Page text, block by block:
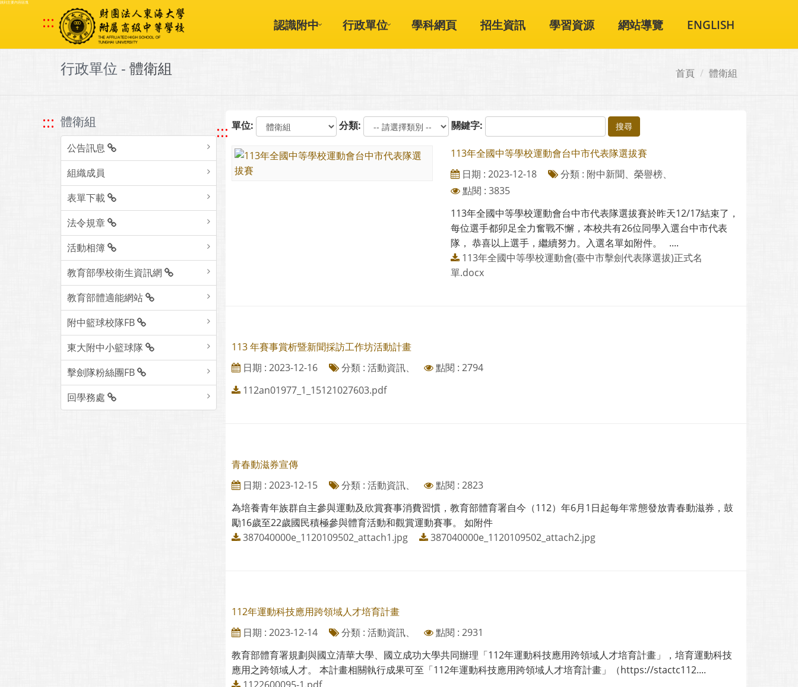
跳到主要內容區塊
::: 認識附中 行政單位 學科網頁 招生資訊 學習資源 網站導覽 ENGLISH
行政單位 - 體衛組 首頁 體衛組
::: 體衛組
公告訊息
組織成員
表單下載
法令規章
活動相簿
教育部學校衛生資訊網
教育部體適能網站
附中籃球校隊FB
東大附中小籃球隊
擊劍隊粉絲團FB
回學務處
::: 單位: 分類: 關鍵字: 搜尋
113年全國中等學校運動會台中市代表隊選拔賽
日期 : 2023-12-18
分類 : 附中新聞、榮譽榜、
點閱 : 3835
113年全國中等學校運動會台中市代表隊選拔賽於昨天12/17結束了，
每位選手都卯足全力奮戰不懈，本校共有26位同學入選台中市代表
隊， 恭喜以上選手，繼續努力。入選名單如附件。 ....
113年全國中等學校運動會(臺中市擊劍代表隊選拔)正式名
單.docx
113 年賽事賞析暨新聞採訪工作坊活動計畫
日期 : 2023-12-16
分類 : 活動資訊、
點閱 : 2794
112an01977_1_15121027603.pdf
青春動滋券宣傳
日期 : 2023-12-15
分類 : 活動資訊、
點閱 : 2823
為培養青年族群自主參與運動及欣賞賽事消費習慣，教育部體育署自今（112）年6月1日起每年常態發放青春動滋券，鼓
勵16歲至22歲國民積極參與體育活動和觀賞運動賽事。 如附件
387040000e_1120109502_attach1.jpg
387040000e_1120109502_attach2.jpg
112年運動科技應用跨領域人才培育計畫
日期 : 2023-12-14
分類 : 活動資訊、
點閱 : 2931
教育部體育署規劃與國立清華大學、國立成功大學共同辦理「112年運動科技應用跨領域人才培育計畫」，培育運動科技
應用之跨領域人才。 本計畫相關執行成果可至「112年運動科技應用跨領域人才培育計畫」（https://stactc112....